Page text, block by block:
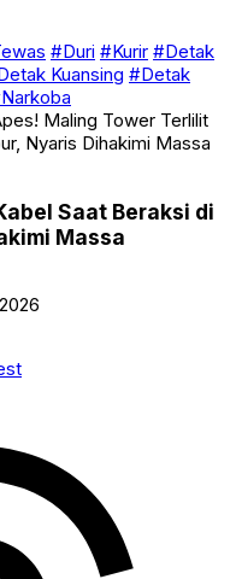
#Duri #Kurir #Detak
Kuansing #Detak
Maling Tower Terlilit
Nyaris Dihakimi Massa
Saat Beraksi di
Massa